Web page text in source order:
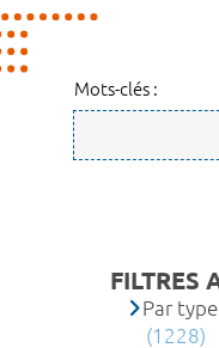
Mots-clés :
FILTRES
Par
(1228)